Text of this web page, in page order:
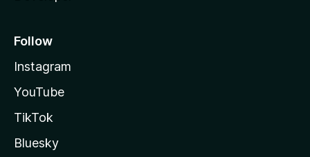
Follow
Instagram
YouTube
TikTok
Bluesky